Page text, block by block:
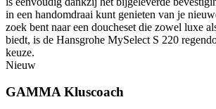
in een handomdraai kunt genieten van je
zoek bent naar een doucheset die zowel luxe
biedt, is de Hansgrohe MySelect S 220
keuze.
Nieuw
GAMMA Kluscoach